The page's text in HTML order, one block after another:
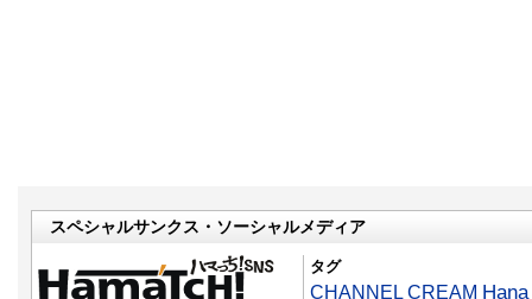
スペシャルサンクス・ソーシャルメディア
タグ
CHANNEL CREAM